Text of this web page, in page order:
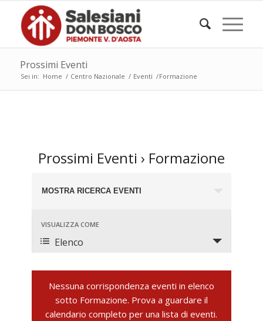
Prossimi Eventi
Sei in: Home / Centro Nazionale / Eventi /Formazione
Prossimi Eventi › Formazione
Ricerca
viste
Navigazione
MOSTRA RICERCA EVENTI
Evento
Viste
Navigazione
VISUALIZZA COME
Elenco
Nessuna corrispondenza eventi in elenco
sotto Formazione. Prova a guardare il
calendario completo per una lista di eventi.